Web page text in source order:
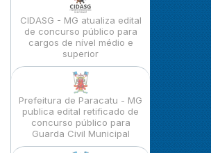
CIDASG - MG atualiza edital
de concurso público para
cargos de nível médio e
superior
Prefeitura de Paracatu - MG
publica edital retificado de
concurso público para
Guarda Civil Municipal